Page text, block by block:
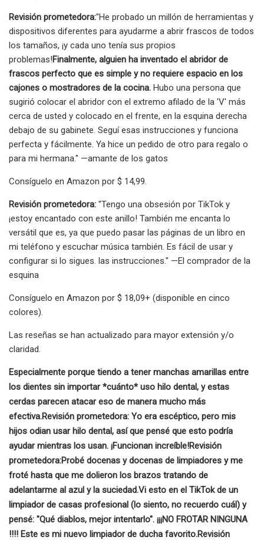
Revisión prometedora:"He probado un millón de herramientas y
dispositivos diferentes para ayudarme a abrir frascos de todos
los tamaños, ¡y cada uno tenía sus propios
problemas!Finalmente, alguien ha inventado el abridor de
frascos perfecto que es simple y no requiere espacio en los
cajones o mostradores de la cocina. Hubo una persona que
sugirió colocar el abridor con el extremo afilado de la 'V' más
cerca de usted y colocado en el frente, en la esquina derecha
debajo de su gabinete. Seguí esas instrucciones y funciona
perfecta y fácilmente. Ya hice un pedido de otro para regalo o
para mi hermana." —amante de los gatos
Consíguelo en Amazon por $ 14,99.
Revisión prometedora: "Tengo una obsesión por TikTok y
¡estoy encantado con este anillo! También me encanta lo
versátil que es, ya que puedo pasar las páginas de un libro en
mi teléfono y escuchar música también. Es fácil de usar y
configurar si lo sigues. las instrucciones." —El comprador de la
esquina
Consíguelo en Amazon por $ 18,09+ (disponible en cinco
colores).
Las reseñas se han actualizado para mayor extensión y/o
claridad.
Especialmente porque tiendo a tener manchas amarillas entre
los dientes sin importar *cuánto* uso hilo dental, y estas
cerdas parecen atacar eso de manera mucho más
efectiva.Revisión prometedora: Yo era escéptico, pero mis
hijos odian usar hilo dental, así que pensé que esto podría
ayudar mientras los usan. ¡Funcionan increíble!Revisión
prometedora:Probé docenas y docenas de limpiadores y me
froté hasta que me dolieron los brazos tratando de
adelantarme al azul y la suciedad.Vi esto en el TikTok de un
limpiador de casas profesional (lo siento, no recuerdo cuál) y
pensé: "Qué diablos, mejor intentarlo". ¡¡¡NO FROTAR NINGUNA
!!!! Este es mi nuevo limpiador de ducha favorito.Revisión